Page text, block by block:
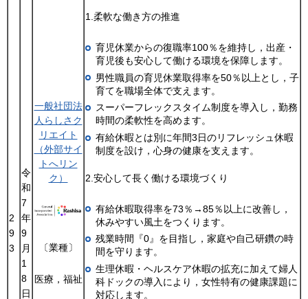
2
9
3
令
和
7
年
9
月
1
8
日
一般社団法
人らしさク
リエイト
（外部サイ
トへリン
ク）
〔業種〕
医療，福祉
1.柔軟な働き方の推進
育児休業からの復職率100％を維持し，出産・
育児後も安心して働ける環境を保障します。
男性職員の育児休業取得率を50％以上とし，子
育てを職場全体で支えます。
スーパーフレックスタイム制度を導入し，勤務
時間の柔軟性を高めます。
有給休暇とは別に年間3日のリフレッシュ休暇
制度を設け，心身の健康を支えます。
2.安心して長く働ける環境づくり
有給休暇取得率を73％→85％以上に改善し，
休みやすい風土をつくります。
残業時間『0』を目指し，家庭や自己研鑽の時
間を守ります。
生理休暇・ヘルスケア休暇の拡充に加えて婦人
科ドックの導入により，女性特有の健康課題に
対応します。